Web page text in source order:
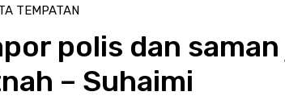
TEMPATAN
polis dan
– Suhaimi